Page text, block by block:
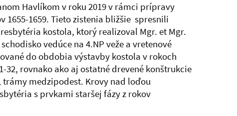
Havlíkom v roku 2019 v rámci prípravy
1659. Tieto zistenia bližšie spresnili
kostola, ktorý realizoval Mgr. et Mgr.
vedúce na 4.NP veže a vretenové
do obdobia výstavby kostola v rokoch
32, rovnako ako aj ostatné drevené konštrukcie
medzipodest. Krovy nad loďou
s prvkami staršej fázy z rokov